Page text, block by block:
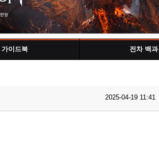
가이드북 전차 백과
2025-04-19 11:41